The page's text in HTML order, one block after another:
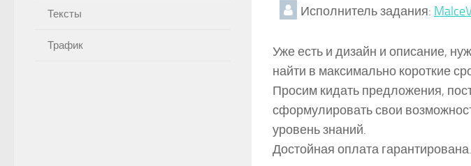
Исполнитель задания:
Уже есть и дизайн и описание,
найти в максимально короткие
Просим кидать предложения,
сформулировать свои
уровень знаний.
Достойная оплата гарантирована.
Тексты
Трафик